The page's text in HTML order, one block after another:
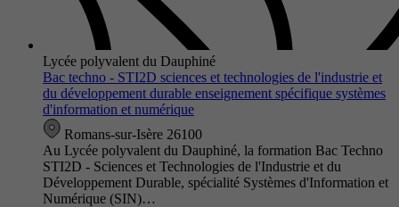
Lycée polyvalent du Dauphiné
Bac techno - STI2D sciences et technologies de l'industrie et
du développement durable enseignement spécifique systèmes
d'information et numérique
Romans-sur-Isère 26100
Au Lycée polyvalent du Dauphiné, la formation Bac Techno
STI2D - Sciences et Technologies de l'Industrie et du
Développement Durable, spécialité Systèmes d'Information et
Numérique (SIN)…